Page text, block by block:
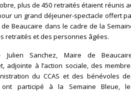
plus de 450 retraités étaient réunis
un grand déjeuner-spectacle offert
de Beaucaire dans le cadre de la
retraités et des personnes âgées.
Sanchez, Maire de
adjointe à l’action sociale, des
du CCAS et des bénévoles
ont participé à la Semaine Bleue,